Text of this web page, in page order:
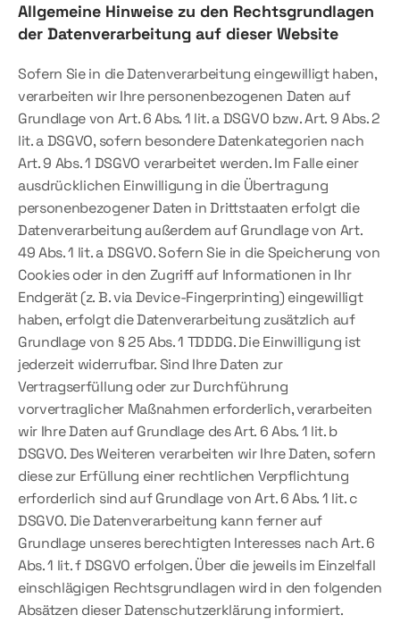
Allgemeine Hinweise zu den Rechtsgrundlagen
der Datenverarbeitung auf dieser Website
Sofern Sie in die Datenverarbeitung eingewilligt haben,
verarbeiten wir Ihre personenbezogenen Daten auf
Grundlage von Art. 6 Abs. 1 lit. a DSGVO bzw. Art. 9 Abs. 2
lit. a DSGVO, sofern besondere Datenkategorien nach
Art. 9 Abs. 1 DSGVO verarbeitet werden. Im Falle einer
ausdrücklichen Einwilligung in die Übertragung
personenbezogener Daten in Drittstaaten erfolgt die
Datenverarbeitung außerdem auf Grundlage von Art.
49 Abs. 1 lit. a DSGVO. Sofern Sie in die Speicherung von
Cookies oder in den Zugriff auf Informationen in Ihr
Endgerät (z. B. via Device-Fingerprinting) eingewilligt
haben, erfolgt die Datenverarbeitung zusätzlich auf
Grundlage von § 25 Abs. 1 TDDDG. Die Einwilligung ist
jederzeit widerrufbar. Sind Ihre Daten zur
Vertragserfüllung oder zur Durchführung
vorvertraglicher Maßnahmen erforderlich, verarbeiten
wir Ihre Daten auf Grundlage des Art. 6 Abs. 1 lit. b
DSGVO. Des Weiteren verarbeiten wir Ihre Daten, sofern
diese zur Erfüllung einer rechtlichen Verpflichtung
erforderlich sind auf Grundlage von Art. 6 Abs. 1 lit. c
DSGVO. Die Datenverarbeitung kann ferner auf
Grundlage unseres berechtigten Interesses nach Art. 6
Abs. 1 lit. f DSGVO erfolgen. Über die jeweils im Einzelfall
einschlägigen Rechtsgrundlagen wird in den folgenden
Absätzen dieser Datenschutzerklärung informiert.